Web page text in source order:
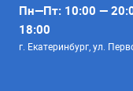
Пн—Пт: 10:00 —
18:00
г. Екатеринбург, ул.